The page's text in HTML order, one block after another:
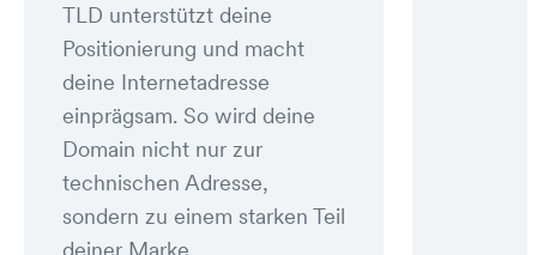
TLD unterstützt deine
Positionierung und macht
deine Internetadresse
einprägsam. So wird deine
Domain nicht nur zur
technischen Adresse,
sondern zu einem starken Teil